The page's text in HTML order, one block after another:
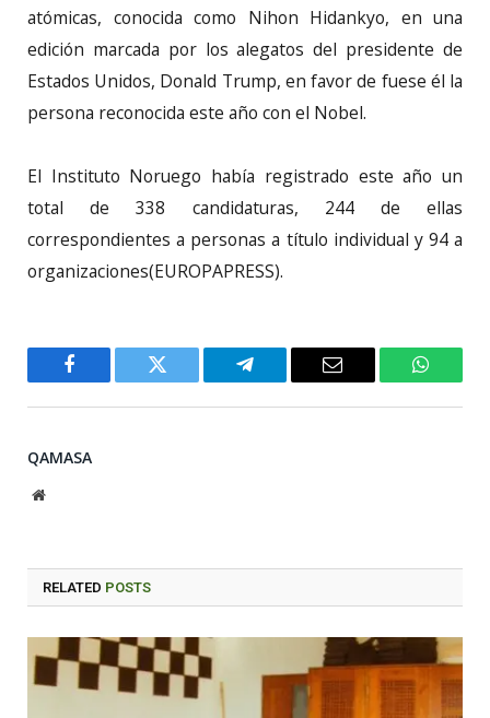
atómicas, conocida como Nihon Hidankyo, en una
edición marcada por los alegatos del presidente de
Estados Unidos, Donald Trump, en favor de fuese él la
persona reconocida este año con el Nobel.
El Instituto Noruego había registrado este año un
total de 338 candidaturas, 244 de ellas
correspondientes a personas a título individual y 94 a
organizaciones(EUROPAPRESS).
Facebook Twitter Telegram Email
QAMASA
Website
RELATED POSTS